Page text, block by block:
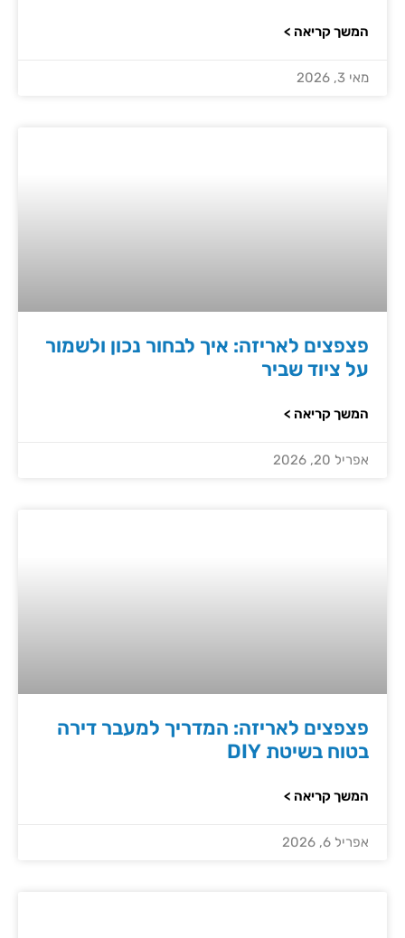
המשך קריאה >
מאי 3, 2026
פצפצים לאריזה: איך לבחור נכון ולשמור
על ציוד שביר
המשך קריאה >
אפריל 20, 2026
פצפצים לאריזה: המדריך למעבר דירה
בטוח בשיטת DIY
המשך קריאה >
אפריל 6, 2026